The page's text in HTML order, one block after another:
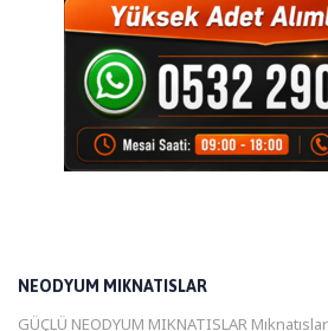
NEODYUM MIKNATISLAR
GÜÇLÜ NEODYUM MIKNATISLAR